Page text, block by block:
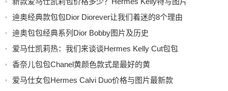
迪奥经典款包包Dior Diorever让我们着迷的8个理由
迪奥包包经典系列Dior Bobby图片及历史
爱马仕凯莉热：我们来谈谈Hermes Kelly Cut包包
香奈儿包包Chanel黄颜色款式是最好的黄
爱马仕女包Hermes Calvi Duo价格与图片最新款